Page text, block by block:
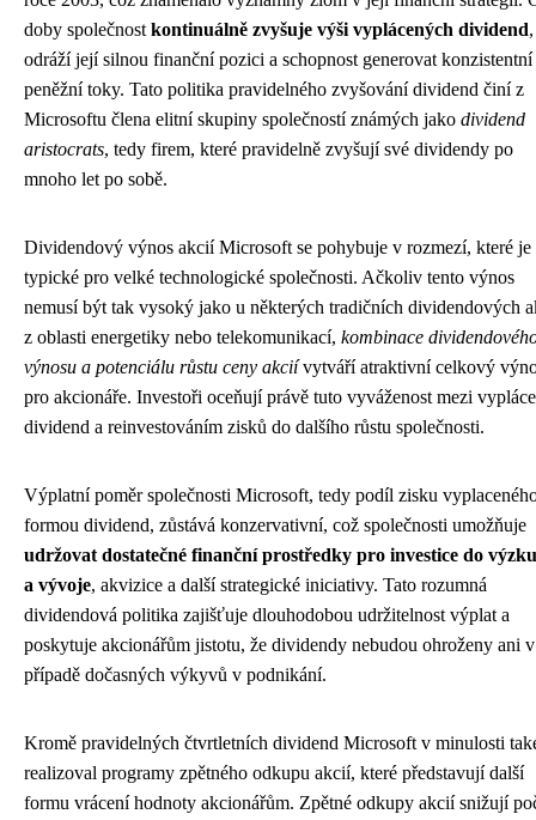
doby společnost kontinuálně zvyšuje výši vyplácených dividend
odráží její silnou finanční pozici a schopnost generovat konzistentní
peněžní toky. Tato politika pravidelného zvyšování dividend činí z
Microsoftu člena elitní skupiny společností známých jako dividend
aristocrats, tedy firem, které pravidelně zvyšují své dividendy po
mnoho let po sobě.
Dividendový výnos akcií Microsoft se pohybuje v rozmezí, které je
typické pro velké technologické společnosti. Ačkoliv tento výnos
nemusí být tak vysoký jako u některých tradičních dividendových
z oblasti energetiky nebo telekomunikací, kombinace
výnosu a potenciálu růstu ceny akciívytváří atraktivní celkový
pro akcionáře. Investoři oceňují právě tuto vyváženost mezi
dividend a reinvestováním zisků do dalšího růstu společnosti.
Výplatní poměr společnosti Microsoft, tedy podíl zisku
formou dividend, zůstává konzervativní, což společnosti umožňuje
udržovat dostatečné finanční prostředky pro investice do
a vývoje, akvizice a další strategické iniciativy. Tato rozumná
dividendová politika zajišťuje dlouhodobou udržitelnost výplat a
poskytuje akcionářům jistotu, že dividendy nebudou ohroženy ani v
případě dočasných výkyvů v podnikání.
Kromě pravidelných čtvrtletních dividend Microsoft v minulosti
realizoval programy zpětného odkupu akcií, které představují další
formu vrácení hodnoty akcionářům. Zpětné odkupy akcií snižují